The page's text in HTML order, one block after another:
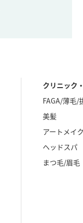
クリニック
FAGA/薄毛/
美髪
アートメイク
ヘッドスパ
まつ毛/眉毛